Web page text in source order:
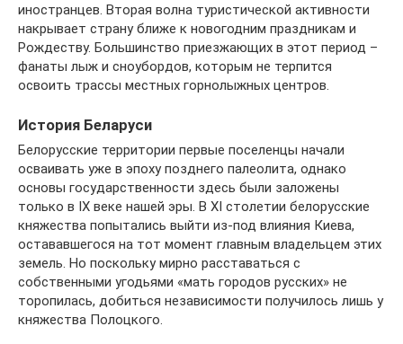
иностранцев. Вторая волна туристической активности
накрывает страну ближе к новогодним праздникам и
Рождеству. Большинство приезжающих в этот период –
фанаты лыж и сноубордов, которым не терпится
освоить трассы местных горнолыжных центров.
История Беларуси
Белорусские территории первые поселенцы начали
осваивать уже в эпоху позднего палеолита, однако
основы государственности здесь были заложены
только в IX веке нашей эры. В XI столетии белорусские
княжества попытались выйти из-под влияния Киева,
остававшегося на тот момент главным владельцем этих
земель. Но поскольку мирно расставаться с
собственными угодьями «мать городов русских» не
торопилась, добиться независимости получилось лишь у
княжества Полоцкого.